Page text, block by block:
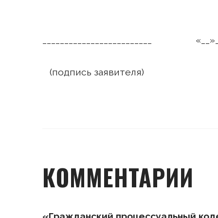
_________________________
(подпись заявителя)
КОММЕНТАРИИ